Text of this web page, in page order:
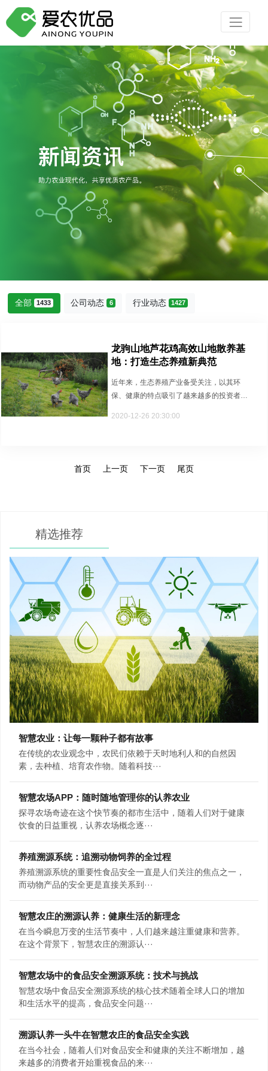
全部 1433 公司动态 6 行业动态 1427
龙驹山地芦花鸡高效山地散养基
地：打造生态养殖新典范
近年来，生态养殖产业备受关注，以其环
保、健康的特点吸引了越来越多的投资者和
2020-12-26 20:30:00
首页 上一页 下一页 尾页
精选推荐
智慧农业：让每一颗种子都有故事
在传统的农业观念中，农民们依赖于天时地利人和的自然因
素，去种植、培育农作物。随着科技···
智慧农场APP：随时随地管理你的认养农业
探寻农场奇迹在这个快节奏的都市生活中，随着人们对于健康
饮食的日益重视，认养农场概念逐···
养殖溯源系统：追溯动物饲养的全过程
养殖溯源系统的重要性食品安全一直是人们关注的焦点之一，
而动物产品的安全更是直接关系到···
智慧农庄的溯源认养：健康生活的新理念
在当今瞬息万变的生活节奏中，人们越来越注重健康和营养。
在这个背景下，智慧农庄的溯源认···
智慧农场中的食品安全溯源系统：技术与挑战
智慧农场中食品安全溯源系统的核心技术随着全球人口的增加
和生活水平的提高，食品安全问题···
溯源认养一头牛在智慧农庄的食品安全实践
在当今社会，随着人们对食品安全和健康的关注不断增加，越
来越多的消费者开始重视食品的来···